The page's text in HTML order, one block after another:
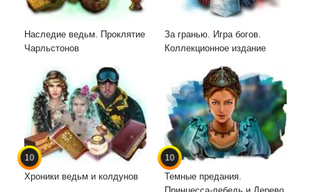
Наследие ведьм. Проклятие
Чарльстонов
За гранью. Игра богов.
Коллекционное издание
10
Хроники ведьм и колдунов
10
Темные предания.